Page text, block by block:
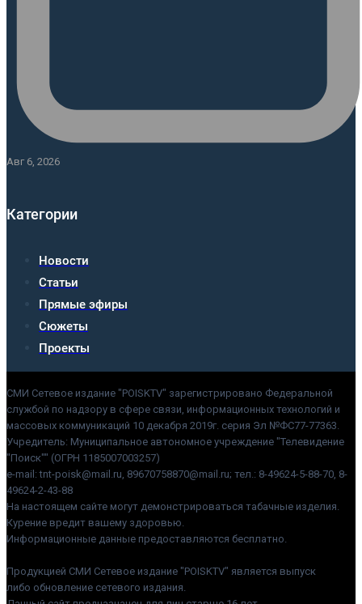
Авг 6, 2026
Категории
Новости
Статьи
Прямые эфиры
Сюжеты
Проекты
СМИ Сетевое издание "POISKTV" зарегистрировано Федеральной
службой по надзору в сфере связи, информационных технологий и
массовых коммуникаций 10 декабря 2019г. серия Эл №ФС77-77363.
Учредитель: Муниципальное автономное учреждение "Телевидение
"Поиск"" (ОГРН 1185007003257)
e-mail: tnt-poisk@mail.ru, 89670758870@mail.ru; тел.: 8-49624-5-88-70, 8-
49624-2-43-88
На настоящем сайте могут демонстрироваться табачные изделия.
Курение вредит вашему здоровью.
Информационные данные предоставляются бесплатно.
Продукцией СМИ Сетевое издание "POISKTV" является выпуск
либо обновление сетевого издания.